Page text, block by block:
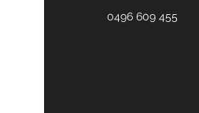
0496 609 455